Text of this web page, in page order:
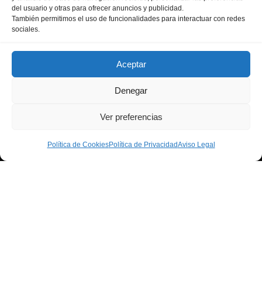
del usuario y otras para ofrecer anuncios y publicidad.
También permitimos el uso de funcionalidades para interactuar con redes
sociales.
Aceptar
Denegar
Ver preferencias
Política de CookiesPolítica de PrivacidadAviso Legal